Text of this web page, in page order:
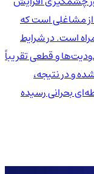
مشاغلی است که
است. در شرایط
و قطعی تقریباً
و در نتیجه،
بحرانی رسیده